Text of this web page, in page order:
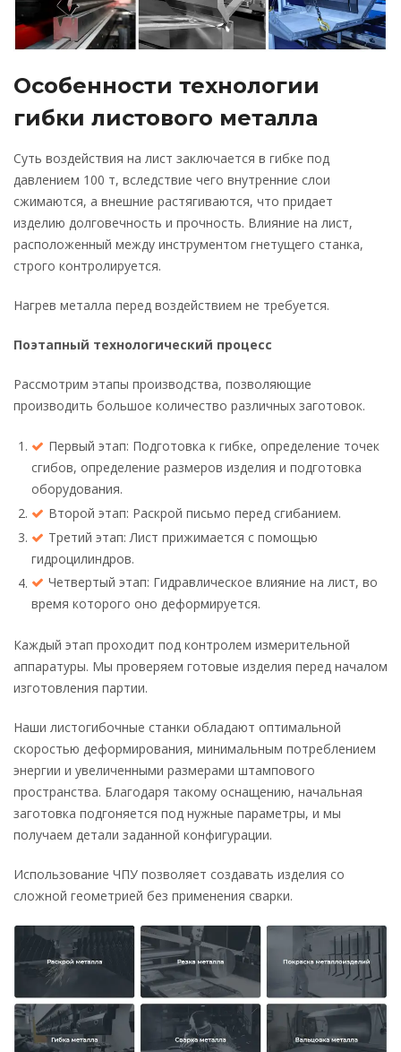
Особенности технологии
гибки листового металла
Суть воздействия на лист заключается в гибке под
давлением 100 т, вследствие чего внутренние слои
сжимаются, а внешние растягиваются, что придает
изделию долговечность и прочность. Влияние на лист,
расположенный между инструментом гнетущего станка,
строго контролируется.
Нагрев металла перед воздействием не требуется.
Поэтапный технологический процесс
Рассмотрим этапы производства, позволяющие
производить большое количество различных заготовок.
Первый этап: Подготовка к гибке, определение точек
сгибов, определение размеров изделия и подготовка
оборудования.
Второй этап: Раскрой письмо перед сгибанием.
Третий этап: Лист прижимается с помощью
гидроцилиндров.
Четвертый этап: Гидравлическое влияние на лист, во
время которого оно деформируется.
Каждый этап проходит под контролем измерительной
аппаратуры. Мы проверяем готовые изделия перед началом
изготовления партии.
Наши листогибочные станки обладают оптимальной
скоростью деформирования, минимальным потреблением
энергии и увеличенными размерами штампового
пространства. Благодаря такому оснащению, начальная
заготовка подгоняется под нужные параметры, и мы
получаем детали заданной конфигурации.
Использование ЧПУ позволяет создавать изделия со
сложной геометрией без применения сварки.